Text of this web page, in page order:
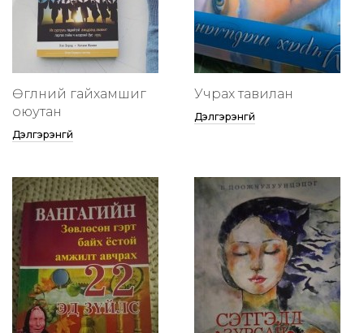
Өглөөний гайхамшиг
оюутан
Дэлгэрэнгүй
Учрах тавилан
Дэлгэрэнгүй